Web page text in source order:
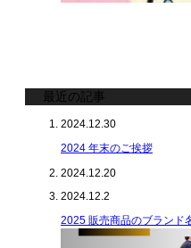
最近の記事
2024.12.30
2024 年末のご挨拶
2024.12.20
2024.12.2
2025 販売商品のブラン